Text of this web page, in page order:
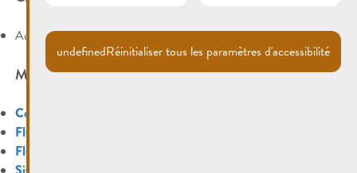
Aucune catégorie
MÉTA
Connexion
Flux des publications
Flux des commentaires
undefinedRéinitialiser tous les paramètres d'accessibilité